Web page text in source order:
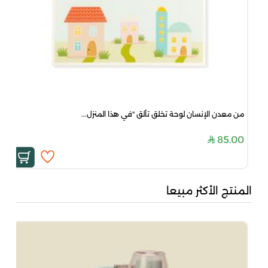
من معدن الإنسان لوحة تخلق تألق "في هذا المنزل...
85.00
المنتج الأكثر مبيعا